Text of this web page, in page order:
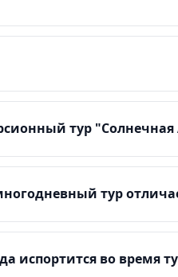
тур
тур
испортится во время